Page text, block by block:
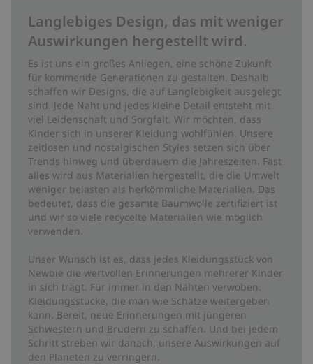
Langlebiges Design, das mit weniger
Auswirkungen hergestellt wird.
Es ist uns ein großes Anliegen, eine schöne Zukunft
für kommende Generationen zu gestalten. Deshalb
schaffen wir Designs, die auf Langlebigkeit ausgelegt
sind. Jede Naht und jedes kleine Detail entsteht mit
viel Leidenschaft und Sorgfalt. Wir möchten, dass
Kinder sich in unserer Kleidung wohlfühlen. Unsere
zeitlosen und nostalgischen Styles setzen sich über
Trends hinweg und überdauern die Jahreszeiten. Fast
alles wird aus Materialien hergestellt, die die Umwelt
weniger belasten als herkömmliche Materialien. Das
bedeutet, dass die gesamte Baumwolle zertifiziert ist
und wir so viele recycelte Materialien wie möglich
verwenden.
Unser Wunsch ist es, dass jedes Kleidungsstück von
Newbie die wertvollen Erinnerungen mehrerer Kinder
in sich trägt. Für immer in den Nähten verwoben.
Kleidungsstücke, die man wie Schätze weitergeben
kann. Bereit, neue Erinnerungen mit jüngeren
Schwestern und Brüdern zu schaffen. Und bei jedem
Schritt streben wir danach, unsere Auswirkungen auf
den Planeten zu verringern.